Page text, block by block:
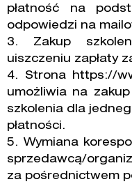
płatność na
odpowiedzi na
3. Zakup
uiszczeniu zapłaty
4. Strona https://
umożliwia na
szkolenia dla
płatności.
5. Wymiana
sprzedawcą/
za pośrednictwem